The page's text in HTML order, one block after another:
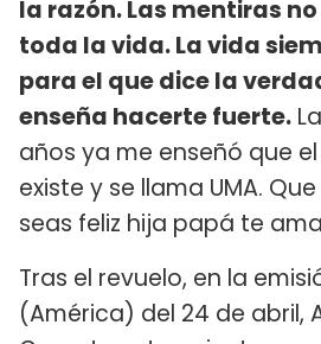
la razón. Las mentiras
toda la vida. La vida
para el que dice la
enseña hacerte fuerte.
años ya me enseñó que
existe y se llama UMA.
seas feliz hija papá te
Tras el revuelo, en la
(América) del 24 de abril,